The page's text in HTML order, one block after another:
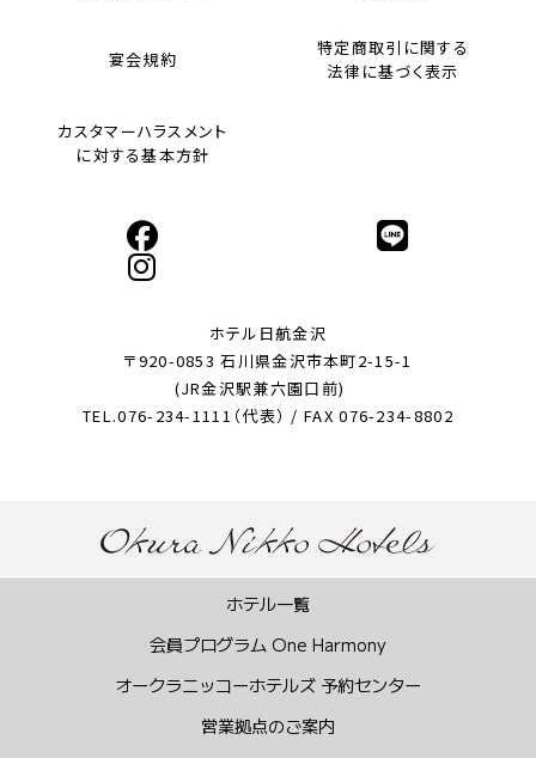
宴会規約
特定商取引に関する
法律に基づく表示
カスタマーハラスメント
に対する基本方針
ホテル日航金沢
〒920-0853 石川県金沢市本町2-15-1
(JR金沢駅兼六園口前)
TEL.076-234-1111（代表） / FAX 076-234-8802